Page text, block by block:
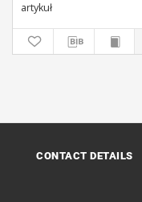
artykuł
CONTACT DETAILS